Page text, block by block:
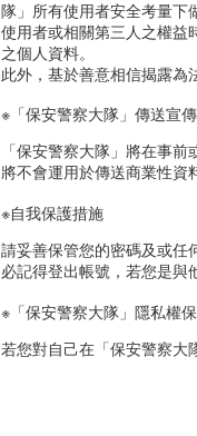
隊」所有使用者安全考量下
使用者或相關第三人之權益
之個人資料。
此外，基於善意相信揭露為
※「保安警察大隊」傳送宣
「保安警察大隊」將在事
將不會運用於傳送商業性資
※自我保護措施
請妥善保管您的密碼及或任
必記得登出帳號，若您是與
※「保安警察大隊」隱私權
若您對自己在「保安警察大